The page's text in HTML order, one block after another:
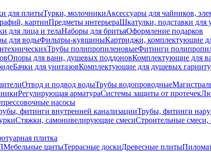
для плитыТурки, молочникиАксессуары для чайников,
картинПредметы интерьераШкатулки, подставки для
для лица и телаНаборы для бритьяОформление подарков
для водыФильтры-кувшиныКартриджи, комплектующие
Трубы полипропиленовыеФитинги
Опоры для ванн, душевых поддоновКомплектующие для
Бачки для унитазовКомплектующие для душевых
Отвод и подвод водыТрубы водопроводные
Регулирующая арматураСистемы защиты от протечек
насосы
фитинги внутренней канализацииТрубы, фитинги
Стяжки, самонивелирующие смесиСтроительные смеси,
плитка
Мебельные щитыТеррасные доскиДревесные плиты